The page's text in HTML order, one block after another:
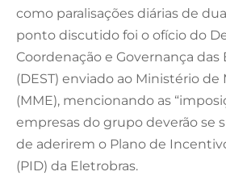
como paralisações diárias de
ponto discutido foi o ofício do
Coordenação e Governança das
(DEST) enviado ao Ministério de
(MME), mencionando as
empresas do grupo deverão se
de aderirem o Plano de
(PID) da Eletrobras.